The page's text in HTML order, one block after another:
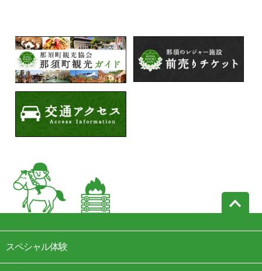
スペシャル体験